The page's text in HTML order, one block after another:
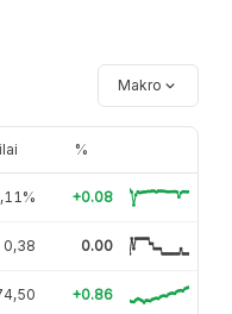
Makro
%
+0.08
0,38 0.00
+0.86